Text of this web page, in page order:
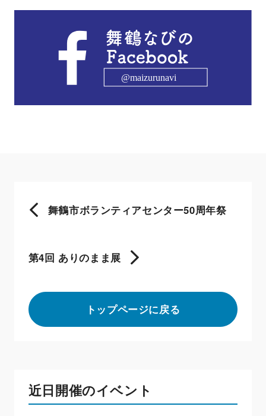
舞鶴市ボランティアセンター50周年祭
トップページに戻る
第4回 ありのまま展
近日開催のイベント